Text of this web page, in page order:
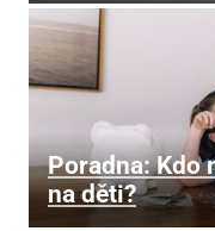
Poradna: Kdo
na děti?